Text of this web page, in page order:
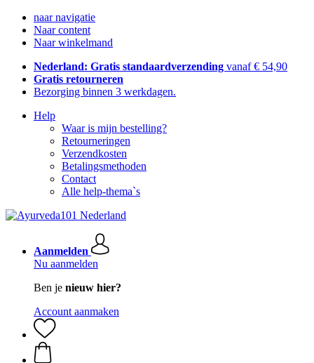
naar navigatie
Naar content
Naar winkelmand
Nederland: Gratis standaardverzending vanaf € 54,90
Gratis retourneren
Bezorging binnen 3 werkdagen.
Help
Waar is mijn bestelling?
Retourneringen
Verzendkosten
Betalingsmethoden
Contact
Alle help-thema`s
Aanmelden
Nu aanmelden
Ben je nieuw hier?
Account aanmaken